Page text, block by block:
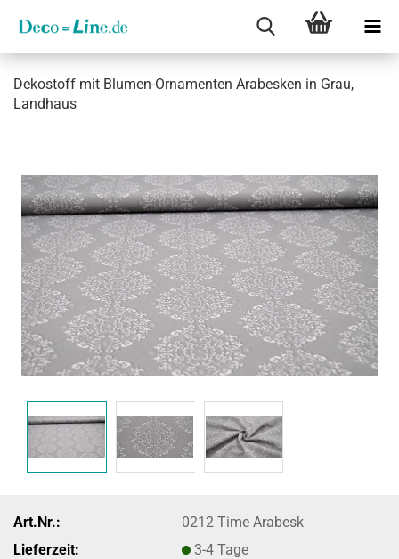
De­ko­stoff mit Blumen-​Ornamenten Ara­bes­ken in Grau,
Land­haus
Art.Nr.:
0212 Time Arabesk
Lieferzeit:
3-4 Tage